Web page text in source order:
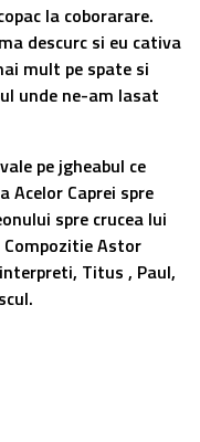
la coborarare.
descurc si eu cativa
mult pe spate si
unde ne-am lasat
pe jgheabul ce
Acelor Caprei spre
spre crucea lui
Compozitie Astor
Titus , Paul,